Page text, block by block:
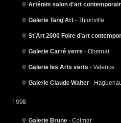
Arténim salon d'art
Galerie Tang'Art - Thionville
St'Art 2000 Foire d'art
Galerie Carré verre - Obernai
Galerie les Arts verts - Valence
Galerie Claude Walter -
1998
Galerie Brune - Colmar